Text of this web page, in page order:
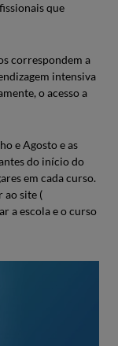
que
correspondem a
intensiva
o acesso a
e Agosto e as
do início do
em cada curso.
ao site (
a escola e o curso